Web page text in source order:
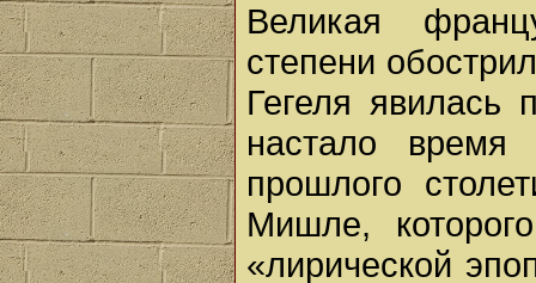
Великая
степени
Гегеля явилась
настало
прошлого
Мишле,
«лирической